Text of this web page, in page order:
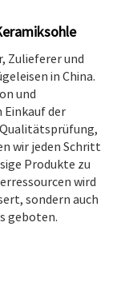
Zulieferer und
in China.
und
der
wir jeden Schritt
Produkte zu
wird
sondern auch
geboten.